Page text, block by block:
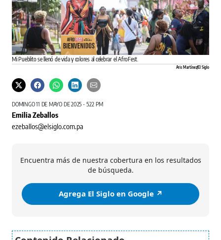
Mi Pueblito se llenó de vida y colores al celebrar el AfroFest.
Aris Martínez/El Siglo
DOMINGO 11 DE MAYO DE 2025 - 5:22 PM
Emilia Zeballos
ezeballos@elsiglo.com.pa
Encuentra más de nuestra cobertura en los resultados
de búsqueda.
Agrega El Siglo en Google ↗️